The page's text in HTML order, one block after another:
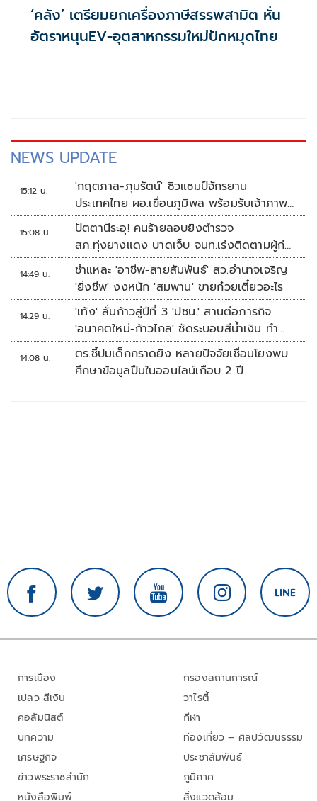
‘คลัง’ เตรียมยกเครื่องภาษีสรรพสามิต หั่น
อัตราหนุนEV-อุตสาหกรรมใหม่ปักหมุดไทย
NEWS UPDATE
15:12 น.
'กฤตภาส-ภุมรัตน์' ซิวแชมป์จักรยาน
ประเทศไทย ผอ.เขื่อนภูมิพล พร้อมรับเจ้าภาพ
ต่อ ปี 2570
15:08 น.
ปัตตานีระอุ! คนร้ายลอบยิงตำรวจ
สภ.ทุ่งยางแดง บาดเจ็บ จนท.เร่งติดตามผู้ก่อ
เหตุ
14:49 น.
ชำแหละ 'อาชีพ-สายสัมพันธ์' สว.อำนาจเจริญ
'ยิ่งชีพ' งงหนัก 'สมพาน' ขายก๋วยเตี๋ยวอะไร
14:29 น.
'เท้ง' ลั่นก้าวสู่ปีที่ 3 'ปชน.' สานต่อภารกิจ
'อนาคตใหม่-ก้าวไกล' ซัดระบอบสีน้ำเงิน ทำ
หลักนิติรัฐ-นิติธรรมสั่นคลอน
14:08 น.
ตร.ชี้ปมเด็กกราดยิง หลายปัจจัยเชื่อมโยงพบ
ศึกษาข้อมูลปืนในออนไลน์เกือบ 2 ปี
การเมือง
เปลว สีเงิน
คอลัมนิสต์
บทความ
เศรษฐกิจ
ข่าวพระราชสำนัก
หนังสือพิมพ์
กรองสถานการณ์
วาไรตี้
กีฬา
ท่องเที่ยว – ศิลปวัฒนธรรม
ประชาสัมพันธ์
ภูมิภาค
สิ่งแวดล้อม